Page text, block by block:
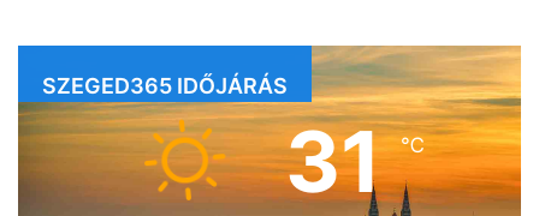
SZEGED365 IDŐJÁRÁS
31℃